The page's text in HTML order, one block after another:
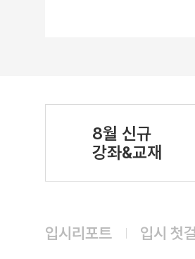
8월 신규
강좌&교재
입시리포트 입시 첫